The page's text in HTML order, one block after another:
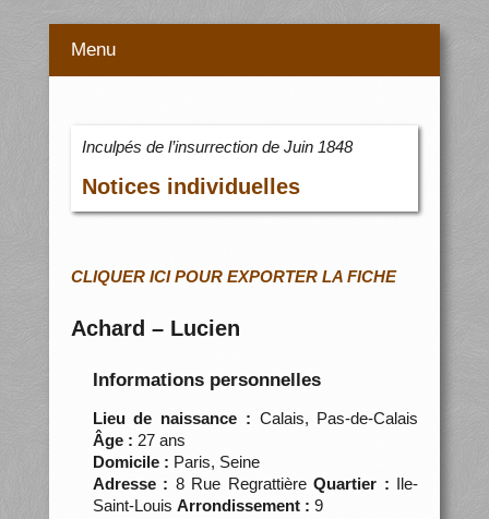
Menu
Inculpés de l’insurrection de Juin 1848
Notices individuelles
CLIQUER ICI POUR EXPORTER LA FICHE
Achard – Lucien
Informations personnelles
Lieu de naissance : Calais, Pas-de-Calais
Âge : 27 ans
Domicile : Paris, Seine
Adresse : 8 Rue RegrattièreQuartier : Ile-
Saint-Louis Arrondissement : 9